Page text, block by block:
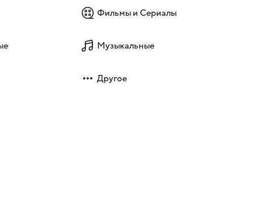
Фильмы и Сериалы
Музыкальные
Другое